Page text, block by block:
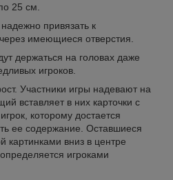
25 см.
привязать к
имеющиеся отверстия.
держаться на головах даже
игроков.
Участники игры надевают на
вставляет в них карточки с
которому достается
ее содержание. Оставшиеся
картинками вниз в центре
игроками